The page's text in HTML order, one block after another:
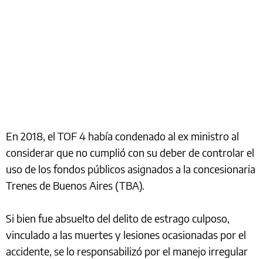
En 2018, el TOF 4 había condenado al ex ministro al
considerar que no cumplió con su deber de controlar el
uso de los fondos públicos asignados a la concesionaria
Trenes de Buenos Aires (TBA).
Si bien fue absuelto del delito de estrago culposo,
vinculado a las muertes y lesiones ocasionadas por el
accidente, se lo responsabilizó por el manejo irregular